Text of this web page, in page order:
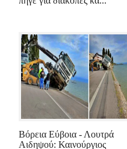
Βόρεια Εύβοια - Λουτρά
Αιδηψού: Καινούργιος